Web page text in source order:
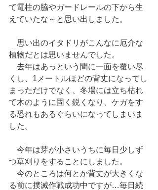
て電柱の脇やガードレールの下から生
えていたな～と思い出しました。
思い出のイタドリがこんなに厄介な
植物だとは思いませんでした。
去年はあっという間に一面を覆い尽
くし、1メートルほどの背丈になってし
まっただけでなく、冬場には立ち枯れ
て木のように固く鋭くなり、ケガをす
る恐れもあるぐらいになってしまいま
した。
今年は芽が小さいうちに毎日少しず
つ草刈りをすることにしました。
今のところは何とか背丈が大きくな
る前に撲滅作戦成功中ですが…毎日続